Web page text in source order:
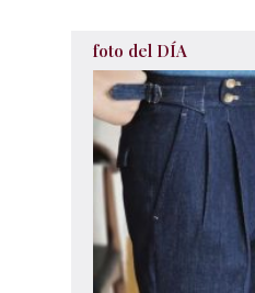
foto del DÍA